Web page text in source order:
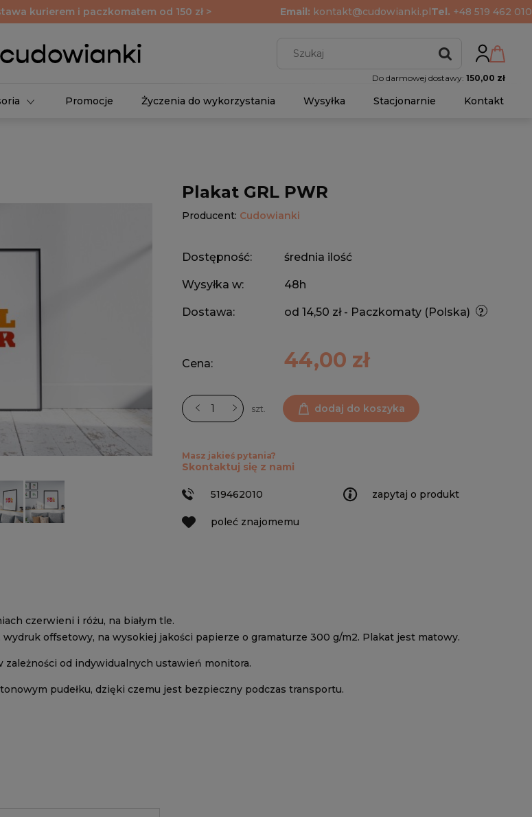
kurierem i paczkomatem od 150 zł > Email: kontakt@cudowianki.plTel. +48 519 462 010
Do darmowej dostawy: 150,00 zł
Promocje Życzenia do wykorzystania Wysyłka Stacjonarnie Kontakt
Plakat GRL PWR
Producent: Cudowianki
Dostępność: średnia ilość
Wysyłka w: 48h
Dostawa: od 14,50 zł - Paczkomaty (Polska)
Cena: 44,00 zł
szt. dodaj do koszyka
zapytaj o produkt
poleć znajomemu
Masz jakieś pytania?
Skontaktuj się z nami
519462010
czerwieni i różu, na białym tle.
wydruk offsetowy, na wysokiej jakości papierze o gramaturze 300 g/m2. Plakat jest matowy.
zależności od indywidualnych ustawień monitora.
pudełku, dzięki czemu jest bezpieczny podczas transportu.